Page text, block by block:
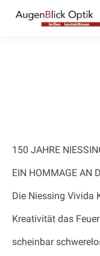
150 JAHRE
EIN HOMMAGE AN
Die Niessing Vivida
Kreativität das
scheinbar